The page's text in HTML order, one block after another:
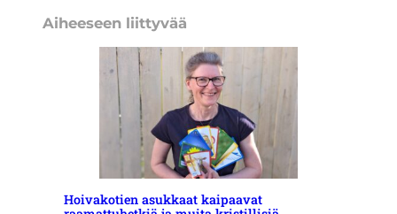
Aiheeseen liittyvää
Hoivakotien asukkaat kaipaavat